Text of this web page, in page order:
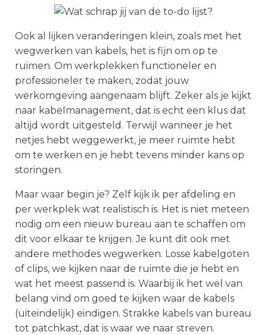
Ook al lijken veranderingen klein, zoals met het
wegwerken van kabels, het is fijn om op te
ruimen. Om werkplekken functioneler en
professioneler te maken, zodat jouw
werkomgeving aangenaam blijft. Zeker als je kijkt
naar kabelmanagement, dat is echt een klus dat
altijd wordt uitgesteld. Terwijl wanneer je het
netjes hebt weggewerkt, je meer ruimte hebt
om te werken en je hebt tevens minder kans op
storingen.
Maar waar begin je? Zelf kijk ik per afdeling en
per werkplek wat realistisch is. Het is niet meteen
nodig om een nieuw bureau aan te schaffen om
dit voor elkaar te krijgen. Je kunt dit ook met
andere methodes wegwerken. Losse kabelgoten
of clips, we kijken naar de ruimte die je hebt en
wat het meest passend is. Waarbij ik het wel van
belang vind om goed te kijken waar de kabels
(uiteindelijk) eindigen. Strakke kabels van bureau
tot patchkast, dat is waar we naar streven.